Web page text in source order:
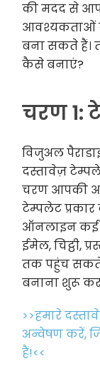
की मदद से
आवश्यकताओं
बना सकते हैं।
कैसे बनाएं?
चरण 1:
विजुअल
दस्तावेज़
चरण आपकी
टेम्पलेट
ऑनलाइन कई
ईमेल, चिट्ठी,
तक पहुंच सकते
बनाना शुरू
>>हमारे
अन्वेषण करें,
हैं!<<